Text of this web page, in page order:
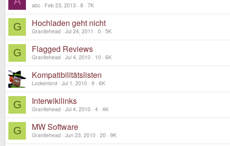
abc Feb 23, 2013 8 7K
G Hochladen geht nicht
Granitehead Jul 24, 2011 0 5K
G Flagged Reviews
Granitehead Jul 4, 2010 10 6K
Kompatibilitätslisten
Lockenlord Jul 1, 2010 9 6K
G Interwikilinks
Granitehead Jul 4, 2010 4 4K
G MW Software
Granitehead Jun 23, 2010 20 9K